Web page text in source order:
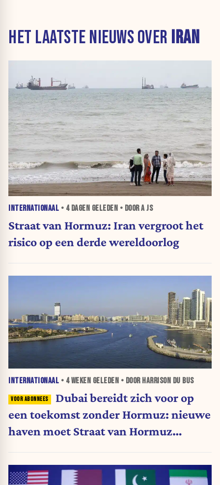
HET LAATSTE NIEUWS OVER IRAN
INTERNATIONAAL • 4 DAGEN GELEDEN • DOOR A JS
Straat van Hormuz: Iran vergroot het
risico op een derde wereldoorlog
INTERNATIONAAL • 4 WEKEN GELEDEN • DOOR HARRISON DU BUS
Dubai bereidt zich voor op
een toekomst zonder Hormuz: nieuwe
haven moet Straat van Hormuz